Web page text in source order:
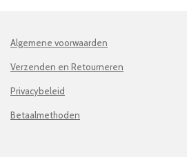
Algemene voorwaarden
Verzenden en Retourneren
Privacybeleid
Betaalmethoden